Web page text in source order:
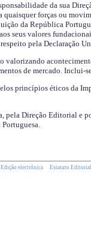
da sua
forças ou
da República
seus valores
pela Declaração
valorizando
de mercado.
princípios éticos da
pela Direção Editorial e
Edição electrónica Estatuto Editorial